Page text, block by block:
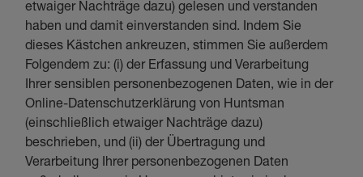
etwaiger Nachträge dazu) gelesen und verstanden
haben und damit einverstanden sind. Indem Sie
dieses Kästchen ankreuzen, stimmen Sie außerdem
Folgendem zu: (i) der Erfassung und Verarbeitung
Ihrer sensiblen personenbezogenen Daten, wie in der
Online-Datenschutzerklärung von Huntsman
(einschließlich etwaiger Nachträge dazu)
beschrieben, und (ii) der Übertragung und
Verarbeitung Ihrer personenbezogenen Daten